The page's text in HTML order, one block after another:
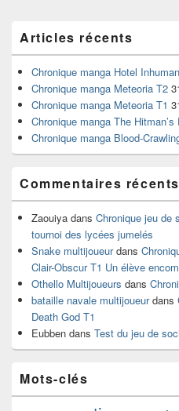
principale
de
widget
pour
barre
latérale
Articles récents
Chronique manga Hotel
Chronique manga Meteoria T2
Chronique manga Meteoria T1
Chronique manga The Hitman’s
Chronique manga Blood-
Commentaires récents
Zaouiya dans Chronique jeu de
tournoi des lycées jumelés
Snake multijoueurdans
Clair-Obscur T1 Un élève
Othello Multijoueurs dans
bataille navale multijoueurdans
Death God T1
Eubben dans Test du jeu de
Mots-clés